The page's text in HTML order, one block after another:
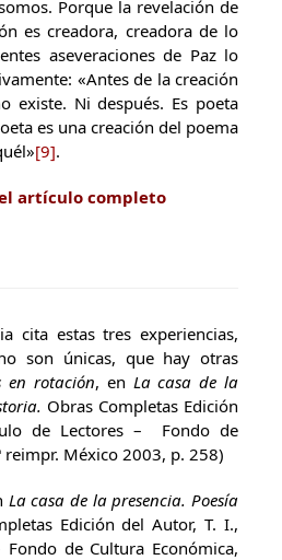
Porque la revelación de
es creadora, creadora de lo
aseveraciones de Paz lo
«Antes de la creación
existe. Ni después. Es poeta
es una creación del poema
[9].
artículo completo
cita estas tres experiencias,
son únicas, que hay otras
en rotación, en La casa de la
Obras Completas Edición
de Lectores – Fondo de
reimpr. México 2003, p. 258)
La casa de la presencia. Poesía
Edición del Autor, T. I.,
de Cultura Económica,